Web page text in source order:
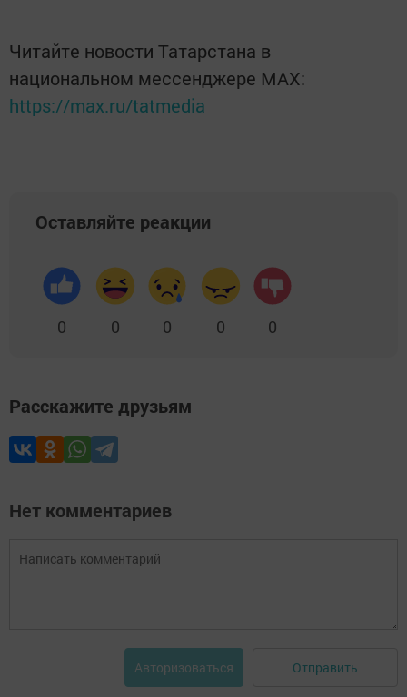
Читайте новости Татарстана в
национальном мессенджере MАХ:
https://max.ru/tatmedia
Оставляйте реакции
0 0 0 0 0
Расскажите друзьям
Нет комментариев
Авторизоваться Отправить